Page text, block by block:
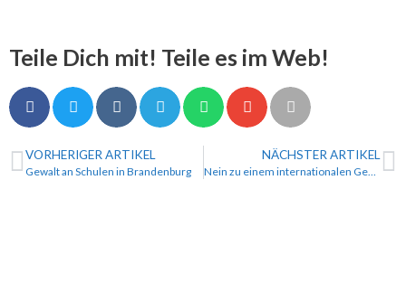
Teile Dich mit! Teile es im Web!
VORHERIGER ARTIKEL
Gewalt an Schulen in Brandenburg
NÄCHSTER ARTIKEL
Nein zu einem internationalen Gesundheits-Regime!